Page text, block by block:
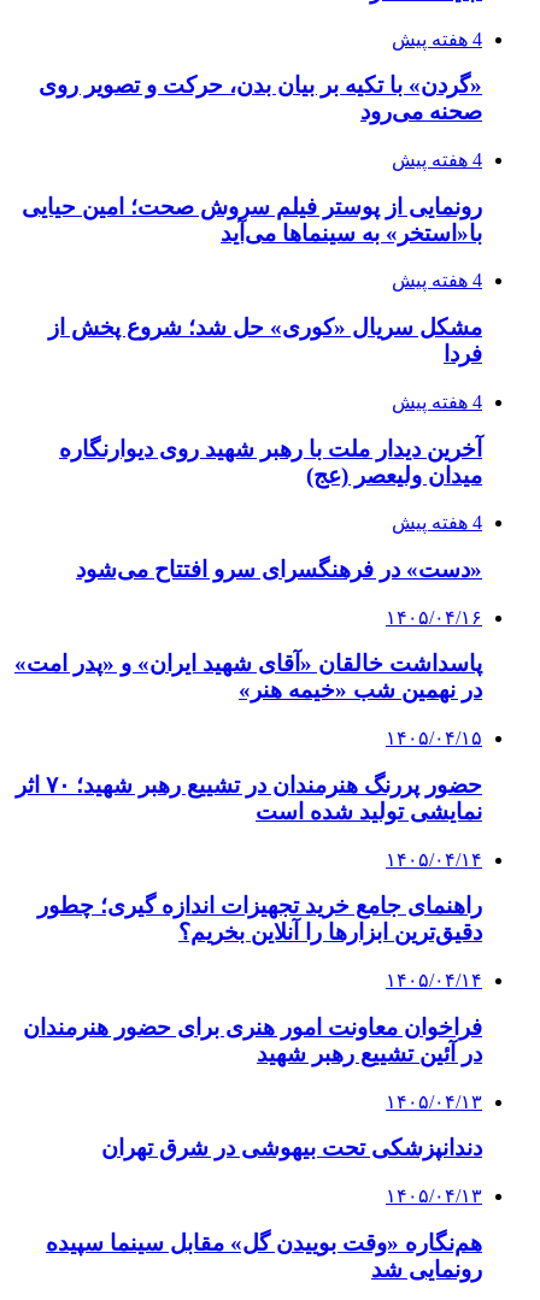
4 هفته پیش
مشکل سریال «کوری» حل شد؛ شروع پخش از
فردا
4 هفته پیش
آخرین دیدار ملت با رهبر شهید روی دیوارنگاره
میدان ولیعصر (عج)
4 هفته پیش
«دست» در فرهنگسرای سرو افتتاح می‌شود
۱۴۰۵/۰۴/۱۶
پاسداشت خالقان «آقای شهید ایران» و «پدر امت»
در نهمین شب «خیمه هنر»
۱۴۰۵/۰۴/۱۵
نمایشی تولید شده است
۱۴۰۵/۰۴/۱۴
راهنمای جامع خرید تجهیزات اندازه گیری؛ چطور
دقیق‌ترین ابزارها را آنلاین بخریم؟
۱۴۰۵/۰۴/۱۴
فراخوان معاونت امور هنری برای حضور هنرمندان
در آئین تشییع رهبر شهید
۱۴۰۵/۰۴/۱۳
دندانپزشکی تحت بیهوشی در شرق تهران
۱۴۰۵/۰۴/۱۳
هم‌نگاره «وقت بوییدن گل» مقابل سینما سپیده
رونمایی شد
۱۴۰۵/۰۴/۱۲
از همای تا افتخاری
۱۴۰۵/۰۴/۱۱
دکلمه‌ احساسی سحر امامی برای رهبر شهید
انقلاب